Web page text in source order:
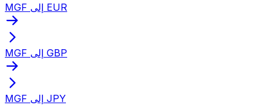
MGF إلى EUR
MGF إلى GBP
MGF إلى JPY